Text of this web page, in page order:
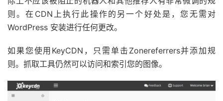
则。在CDN上执行此操作的另一个好处是，您无需对
WordPress 安装进行任何更改。
如果您使用KeyCDN，只需单击Zonereferrers并添加规
则。抓取工具仍然可以访问和索引您的图像。